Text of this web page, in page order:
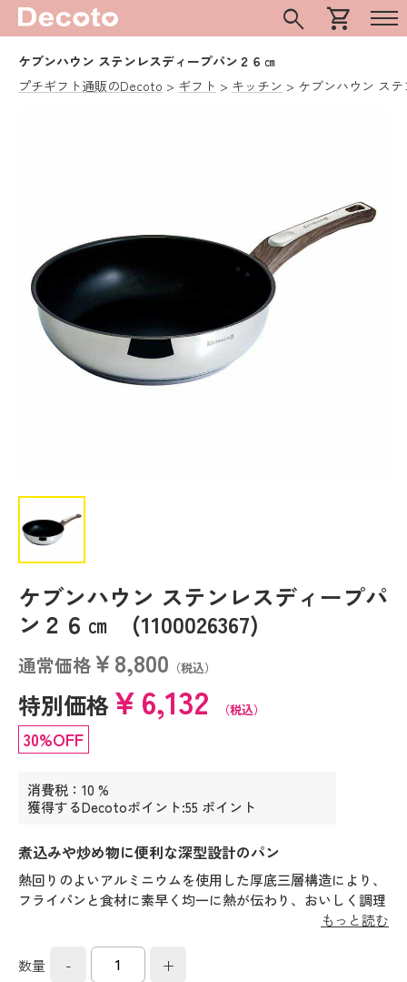
search shopping_cart
ケブンハウン ステンレスディープパン２６㎝
プチギフト通販のDecoto
ギフト キッチン ケブンハウン ス
ケブンハウン ステンレスディープパ
ン２６㎝ (1100026367)
通常価格￥8,800 （税込）
特別価格￥6,132 （税込）
30%OFF
消費税：10 %
獲得するDecotoポイント:55 ポイント
煮込みや炒め物に便利な深型設計のパン
熱回りのよいアルミニウムを使用した厚底三層構造により、
フライパンと食材に素早く均一に熱が伝わり、おいしく調理
できます。底のみを三層構造にすることで軽量化し、扱いや
もっと読む
数量 - +